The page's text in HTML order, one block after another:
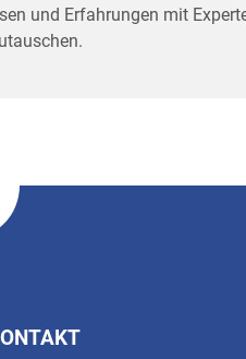
und Erfahrungen mit